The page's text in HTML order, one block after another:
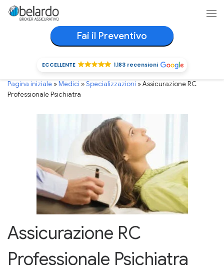
Passa al contenuto
Fai il Preventivo
ECCELLENTE 1.183 recensioni
Pagina iniziale »Medici »Specializzazioni »Assicurazione RC
Professionale Psichiatra
Assicurazione RC
Professionale Psichiatra